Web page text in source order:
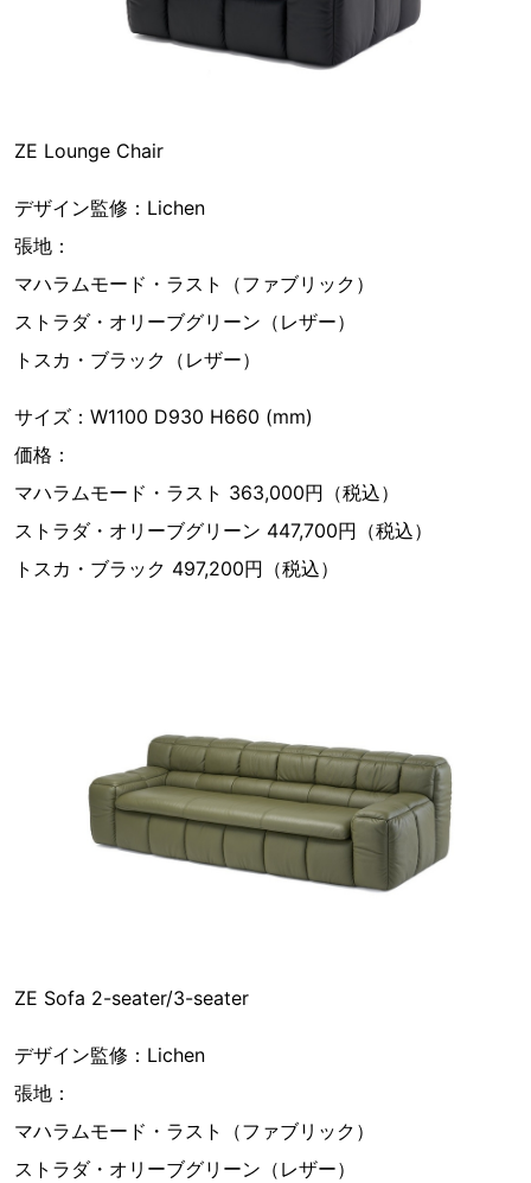
ZE Lounge Chair
デザイン監修：Lichen
張地：
マハラムモード・ラスト（ファブリック）
ストラダ・オリーブグリーン（レザー）
トスカ・ブラック（レザー）
サイズ：W1100 D930 H660 (mm)
価格：
マハラムモード・ラスト 363,000円（税込）
ストラダ・オリーブグリーン 447,700円（税込）
トスカ・ブラック 497,200円（税込）
ZE Sofa 2-seater/3-seater
デザイン監修：Lichen
張地：
マハラムモード・ラスト（ファブリック）
ストラダ・オリーブグリーン（レザー）